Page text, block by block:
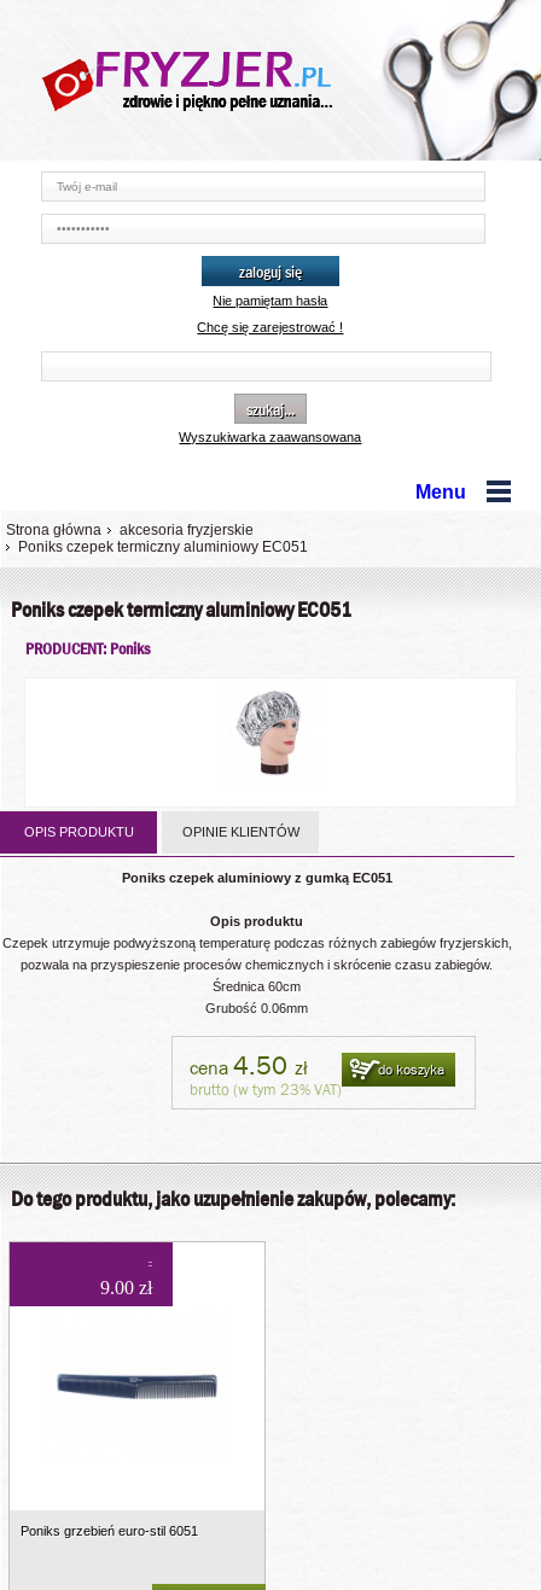
zaloguj się
Nie pamiętam hasła
Chcę się zarejestrować !
szukaj...
Wyszukiwarka zaawansowana
Menu
Strona główna
akcesoria fryzjerskie
Poniks czepek termiczny aluminiowy EC051
Poniks czepek termiczny aluminiowy EC051
PRODUCENT: Poniks
OPIS PRODUKTU OPINIE KLIENTÓW
Poniks czepek aluminiowy z gumką EC051
Opis produktu
Czepek utrzymuje podwyższoną temperaturę podczas różnych zabiegów fryzjerskich,
pozwala na przyspieszenie procesów chemicznych i skrócenie czasu zabiegów.
Średnica 60cm
Grubość 0.06mm
cena4.50 zł
brutto (w tym 23% VAT)
do koszyka
Do tego produktu, jako uzupełnienie zakupów, polecamy:
9.00 zł
Poniks grzebień euro-stil 6051